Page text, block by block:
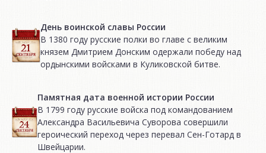
День воинской славы России
В 1380 году русские полки во главе с великим
князем Дмитрием Донским одержали победу над
ордынскими войсками в Куликовской битве.
Памятная дата военной истории России
В 1799 году русские войска под командованием
Александра Васильевича Суворова совершили
героический переход через перевал Сен-Готард в
Швейцарии.